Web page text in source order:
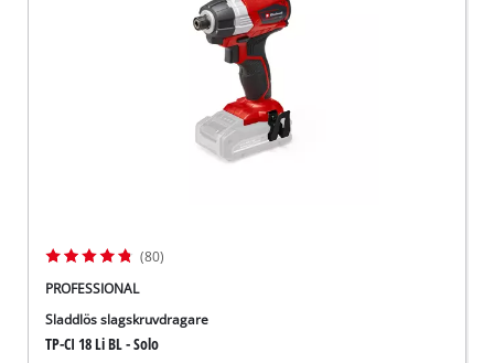
(80)
PROFESSIONAL
Sladdlös slagskruvdragare
TP-CI 18 Li BL - Solo